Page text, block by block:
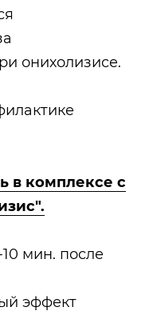
онихолизисе.
в комплексе с
мин. после
эффект